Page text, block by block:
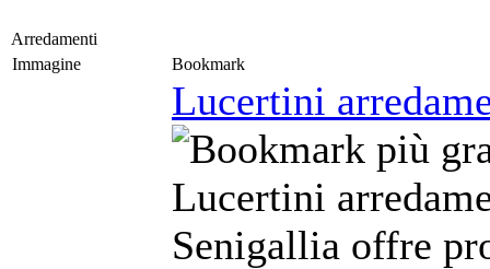
Arredamenti
Immagine
Bookmark
Lucertini
Lucertini
Senigallia offre